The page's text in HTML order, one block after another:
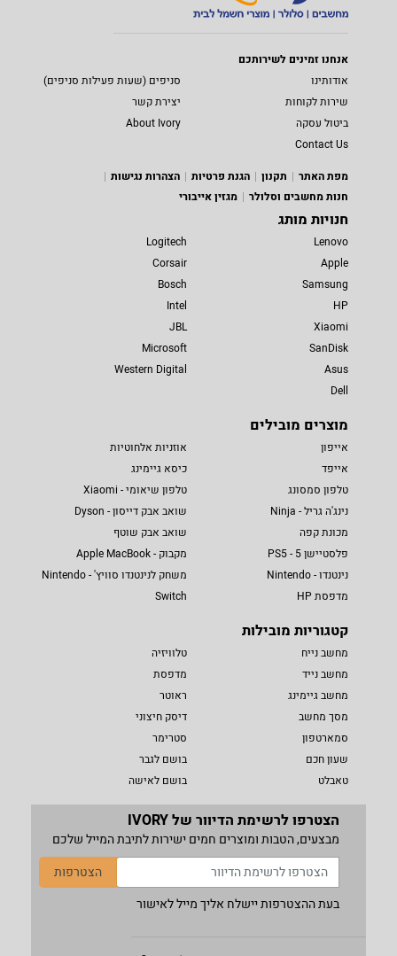
אנחנו זמינים לשירותכם
אודותינו
סניפים (שעות פעילות סניפים)
שירות לקוחות
יצירת קשר
ביטול עסקה
About Ivory
Contact Us
מפת האתר
תקנון הגנת פרטיות
הצהרות נגישות
חנות מחשבים וסלולר
מגזין אייבורי
חנויות מותג
Lenovo
Apple
Samsung
HP
Xiaomi
SanDisk
Asus
Dell
Logitech
Corsair
Bosch
Intel
JBL
Microsoft
Western Digital
מוצרים מובילים
אייפון
אייפד
טלפון סמסונג
נינג'ה גריל - Ninja
מכונת קפה
פלסטיישן 5 - PS5
נינטנדו - Nintendo
מדפסת HP
אוזניות אלחוטיות
כיסא גיימינג
טלפון שיאומי - Xiaomi
שואב אבק דייסון - Dyson
שואב אבק שוטף
מקבוק - Apple MacBook
משחק לנינטנדו סוויץ' - Nintendo
Switch
קטגוריות מובילות
מחשב נייח
מחשב נייד
מחשב גיימינג
מסך מחשב
סמארטפון
שעון חכם
טאבלט
טלוויזיה
מדפסת
ראוטר
דיסק חיצוני
סטרימר
בושם לגבר
בושם לאישה
הצטרפו לרשימת הדיוור של IVORY
מבצעים, הטבות ומוצרים חמים ישירות לתיבת המייל שלכם
הצטרפות
בעת ההצטרפות יישלח אליך מייל לאישור